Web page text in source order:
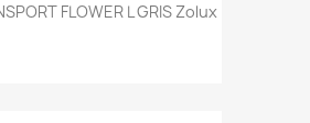
FLOWER L GRIS Zolux